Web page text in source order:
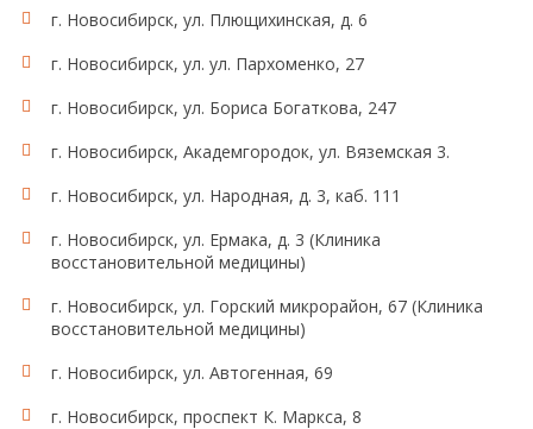
г. Новосибирск, ул. Плющихинская, д. 6
г. Новосибирск, ул. ул. Пархоменко, 27
г. Новосибирск, ул. Бориса Богаткова, 247
г. Новосибирск, Академгородок, ул. Вяземская 3.
г. Новосибирск, ул. Народная, д. 3, каб. 111
г. Новосибирск, ул. Ермака, д. 3 (Клиника
восстановительной медицины)
г. Новосибирск, ул. Горский микрорайон, 67 (Клиника
восстановительной медицины)
г. Новосибирск, ул. Автогенная, 69
г. Новосибирск, проспект К. Маркса, 8